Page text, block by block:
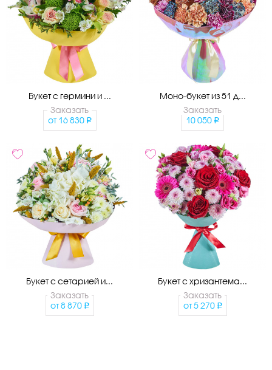
Букет с гермини и ...
Заказать
от 16 830
Моно-букет из 51 д...
Заказать
10 050
Букет с сетарией и...
Заказать
от 8 870
Букет с хризантема...
Заказать
от 5 270